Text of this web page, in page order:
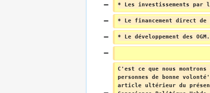
* Les investissements par
* Le financement direct de
* Le développement des OGM.
C'est ce que nous
personnes de bonne
article ultérieur du